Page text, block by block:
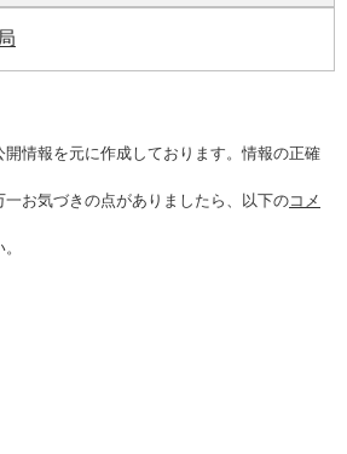
情報を元に作成しております。情報の正確
お気づきの点がありましたら、以下のコメ